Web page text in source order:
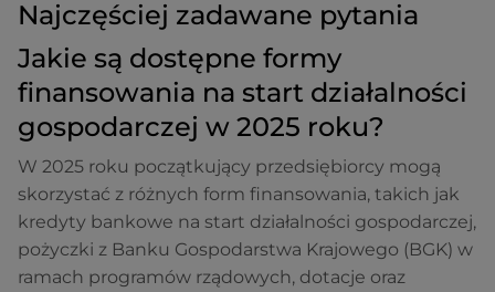
Najczęściej zadawane pytania
Jakie są dostępne formy
finansowania na start działalności
gospodarczej w 2025 roku?
W 2025 roku początkujący przedsiębiorcy mogą
skorzystać z różnych form finansowania, takich jak
kredyty bankowe na start działalności gospodarczej,
pożyczki z Banku Gospodarstwa Krajowego (BGK) w
ramach programów rządowych, dotacje oraz